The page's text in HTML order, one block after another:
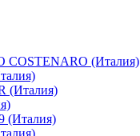
COSTENARO (Италия)
(Италия)
(Италия)